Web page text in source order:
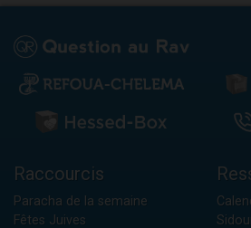
Raccourcis
Paracha de la semaine
Fêtes Juives